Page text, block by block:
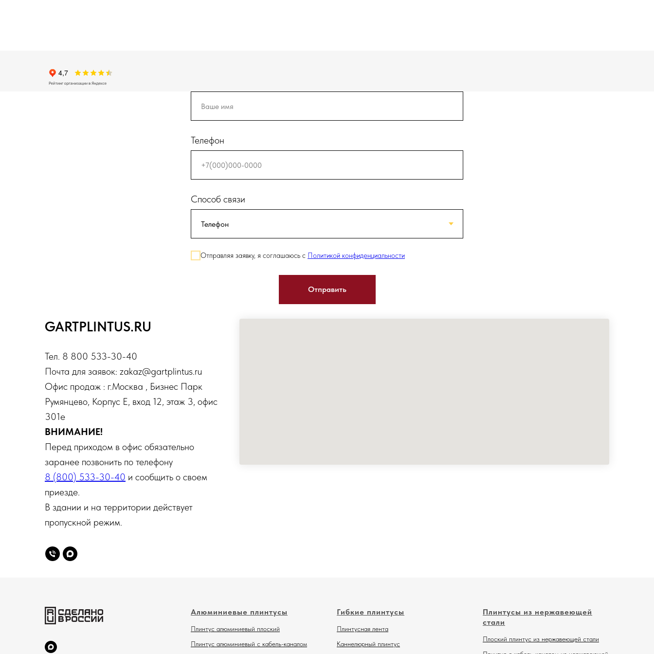
Телефон
Способ связи
Отправляя заявку, я соглашаюсь с Политикой конфиденциальности
Отправить
GARTPLINTUS.RU
Тел. 8 800 533-30-40
Почта для заявок: zakaz@gartplintus.ru
Офис продаж : г.Москва , Бизнес Парк
Румянцево, Корпус Е, вход 12, этаж 3, офис
301е
ВНИМАНИЕ!
Перед приходом в офис обязательно
заранее позвонить по телефону
8 (800) 533-30-40 и сообщить о своем
приезде.
В здании и на территории действует
пропускной режим.
Алюминиевые плинтусы
Плинтус алюминиевый плоский
Плинтус алюминиевый с кабель-каналом
Гибкие плинтусы
Плинтусная лента
Каннелюрный плинтус
Плинтусы из нержавеющей
стали
Плоский плинтус из нержавеющей стали